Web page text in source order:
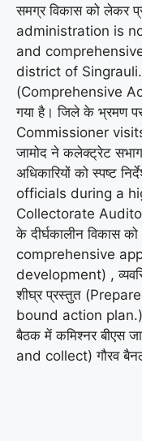
समग्र विकास को लेकर
administration is
and
district of Singrauli.)
(Comprehensive
गया है। जिले के भ्रमण
Commissioner
जामोद ने कलेक्ट्रेट
अधिकारियों को स्पष्ट
officials during a
Collectorate
के दीर्घकालीन विकास
comprehensive
development) ,
शीघ्र प्रस्तुत
bound action plan.)
बैठक में कमिश्नर बीएस
and collect) गौरव